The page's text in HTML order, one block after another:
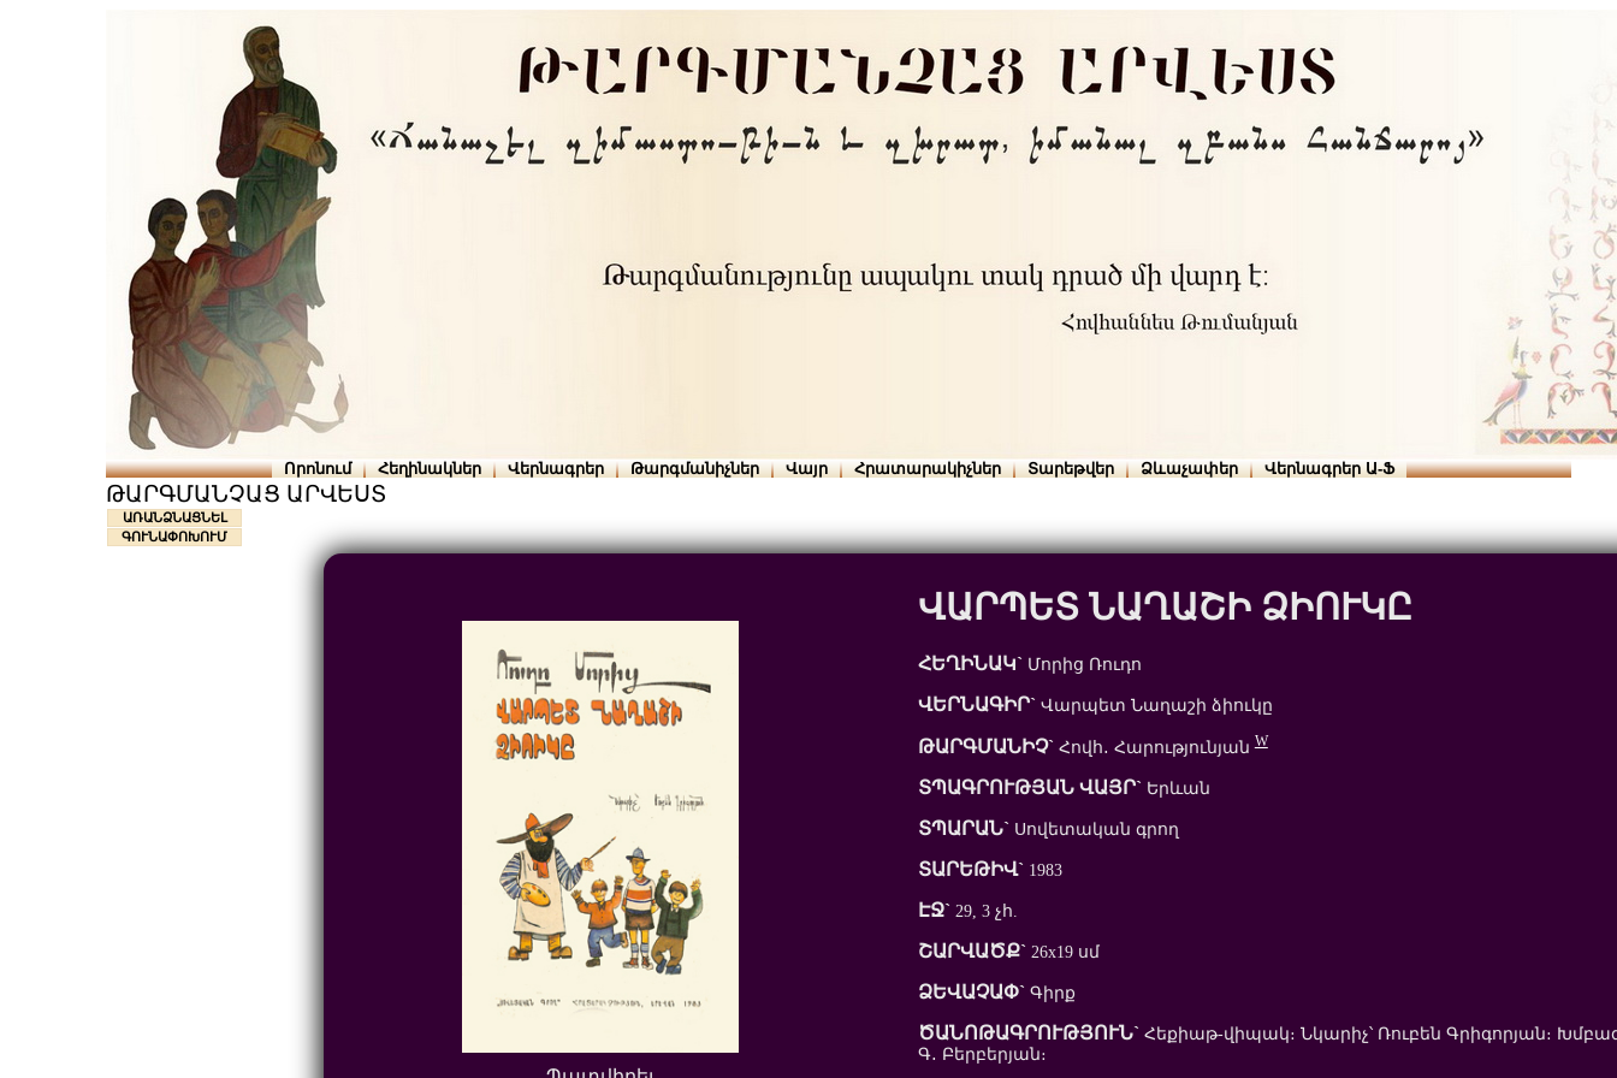
Որոնում Հեղինակներ Վերնագրեր Թարգմանիչներ Վայր Հրատարակիչներ Տարեթվեր Ձևաչափեր Վերնագրեր Ա-Ֆ
ԹԱՐԳՄԱՆՉԱՑ ԱՐՎԵՍՏ
ԱՌԱՆՁՆԱՑՆԵԼ
ԳՈՒՆԱՓՈԽՈՒՄ
ՎԱՐՊԵՏ ՆԱՂԱՇԻ ՁԻՈՒԿԸ
ՀԵՂԻՆԱԿ` Մորից Ռուդո
ՎԵՐՆԱԳԻՐ` Վարպետ Նաղաշի ձիուկը
ԹԱՐԳՄԱՆԻՉ` Հովհ․ ՀարությունյանW
ՏՊԱԳՐՈՒԹՅԱՆ ՎԱՅՐ` Երևան
ՏՊԱՐԱՆ` Սովետական գրող
ՏԱՐԵԹԻՎ` 1983
ԷՋ` 29, 3 չհ.
ՇԱՐՎԱԾՔ` 26x19 սմ
ՁԵՎԱՉԱՓ` Գիրք
ԾԱՆՈԹԱԳՐՈՒԹՅՈՒՆ` Հեքիաթ-վիպակ։ Նկարիչ՝ Ռուբեն Գրիգորյան։
Գ․ Բերբերյան։